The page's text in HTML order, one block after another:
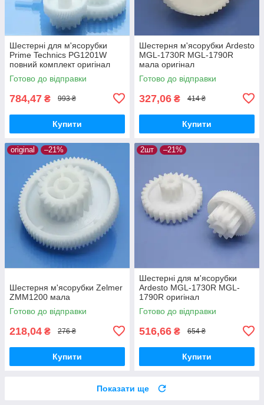
Шестерні для м'ясорубки
Prime Technics PG1201W
повний комплект оригінал
харчовий пластик
Готово до відправки
784,47 ₴ 993 ₴
Купити
Шестерня м'ясорубки Ardesto
MGL-1730R MGL-1790R
мала оригінал
Готово до відправки
327,06 ₴ 414 ₴
Купити
original –21%
Шестерня м'ясорубки Zelmer
ZMM1200 мала
Готово до відправки
218,04 ₴ 276 ₴
Купити
2шт –21%
Шестерні для м'ясорубки
Ardesto MGL-1730R MGL-
1790R оригінал
Готово до відправки
516,66 ₴ 654 ₴
Купити
Показати ще